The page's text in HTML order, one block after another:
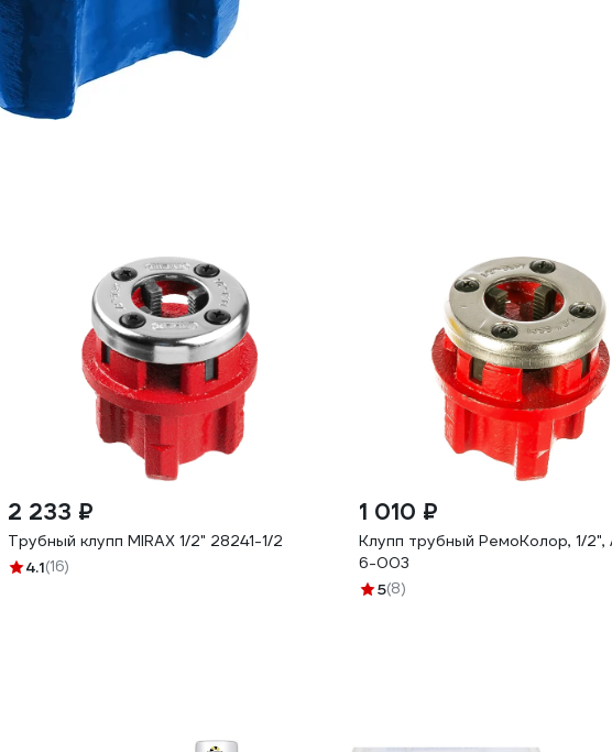
2 233 ₽
Трубный клупп MIRAX 1/2" 28241-1/2
4.1(16)
1 010 ₽
Клупп трубный РемоКолор, 1/2",
6-003
5(8)